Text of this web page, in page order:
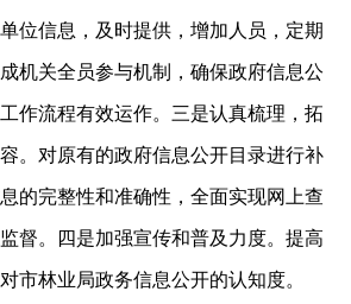
位信息，及时提供，增加人员，定期
机关全员参与机制，确保政府信息公
作流程有效运作。三是认真梳理，拓
。对原有的政府信息公开目录进行补
的完整性和准确性，全面实现网上查
督。四是加强宣传和普及力度。提高
市林业局政务信息公开的认知度。